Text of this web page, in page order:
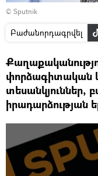
© Sputnik
Բաժանորդագրվել
փորձագիտական
տեսանկյուններ,
իրադարձության